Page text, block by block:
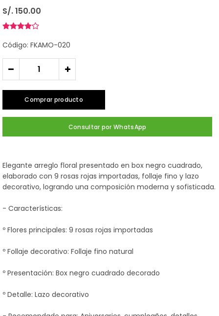
S/. 150.00
Código: FKAMO-020
- +
Comprar producto
Consultar por WhatsApp
Elegante arreglo floral presentado en box negro cuadrado,
elaborado con 9 rosas rojas importadas, follaje fino y lazo
decorativo, logrando una composición moderna y sofisticada.
- Características:
º Flores principales: 9 rosas rojas importadas
º Follaje decorativo: Follaje fino natural
º Presentación: Box negro cuadrado decorado
º Detalle: Lazo decorativo